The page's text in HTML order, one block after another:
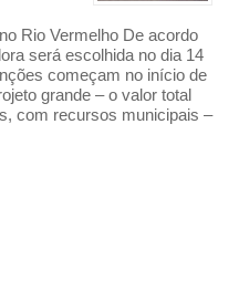
Rio Vermelho De acordo
será escolhida no dia 14
começam no início de
grande – o valor total
com recursos municipais –